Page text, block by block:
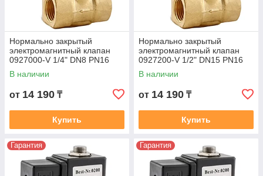
Нормально закрытый
электромагнитный клапан
0927000-V 1/4" DN8 PN16
В наличии
от 14 190 ₸
Купить
Нормально закрытый
электромагнитный клапан
0927200-V 1/2" DN15 PN16
В наличии
от 14 190 ₸
Купить
Гарантия Гарантия